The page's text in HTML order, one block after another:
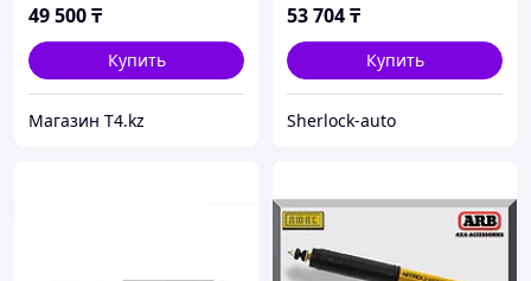
49 500₸
Купить
Магазин T4.kz
53 704₸
Купить
Sherlock-auto